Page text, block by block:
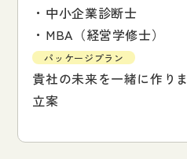
・中小企業診断士
・MBA（経営学修士）
パッケージプラン
貴社の未来を一緒に作り
立案